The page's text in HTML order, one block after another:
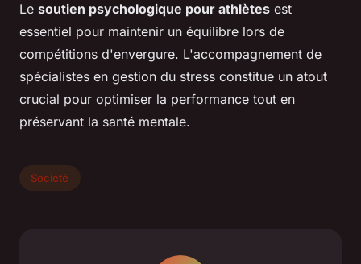
Le soutien psychologique pour athlètes est
essentiel pour maintenir un équilibre lors de
compétitions d'envergure. L'accompagnement de
spécialistes en gestion du stress constitue un atout
crucial pour optimiser la performance tout en
préservant la santé mentale.
Société